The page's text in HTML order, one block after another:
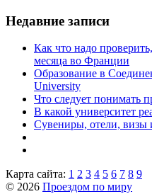
Недавние записи
Как что надо
месяца во Франции
Образование в
University
Что следует понимать
В какой университет
Сувениры, отели, визы
Карта сайта: 1 2 3 4 5 6 7 8 9
© 2026 Проездом по миру